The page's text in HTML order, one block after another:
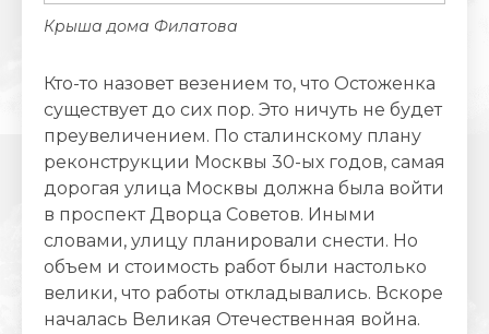
Крыша дома Филатова
Кто-то назовет везением то, что Остоженка
существует до сих пор. Это ничуть не будет
преувеличением. По сталинскому плану
реконструкции Москвы 30-ых годов, самая
дорогая улица Москвы должна была войти
в проспект Дворца Советов. Иными
словами, улицу планировали снести. Но
объем и стоимость работ были настолько
велики, что работы откладывались. Вскоре
началась Великая Отечественная война.